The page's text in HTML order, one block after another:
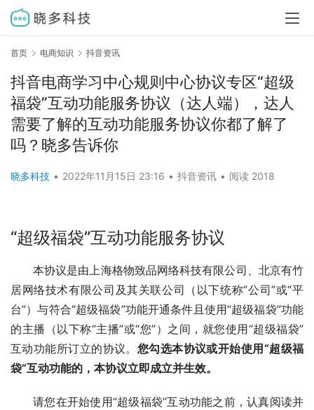
首页 电商知识 抖音资讯
抖音电商学习中心规则中心协议专区“超级
福袋”互动功能服务协议（达人端），达人
需要了解的互动功能服务协议你都了解了
吗？晓多告诉你
晓多科技 • 2022年11月15日 23:16 • 抖音资讯 • 阅读 2018
“超级福袋”互动功能服务协议
本协议是由上海格物致品网络科技有限公司、北京有竹
居网络技术有限公司及其关联公司（以下统称”公司”或“平
台”）与符合“超级福袋”功能开通条件且使用“超级福袋”功能
的主播（以下称“主播”或“您”）之间，就您使用“超级福袋”
互动功能所订立的协议。 您勾选本协议或开始使用“超级福
袋”互动功能的，本协议立即成立并生效。
请您在开始使用“超级福袋”互动功能之前，认真阅读并